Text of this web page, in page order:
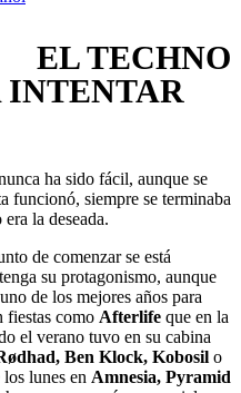
EL TECHNO
INTENTAR
ha sido fácil, aunque se
funcionó, siempre se terminaba
la deseada.
de comenzar se está
su protagonismo, aunque
de los mejores años para
fiestas como Afterlife que en la
el verano tuvo en su cabina
Ben Klock, Kobosil o
lunes en Amnesia, Pyramid